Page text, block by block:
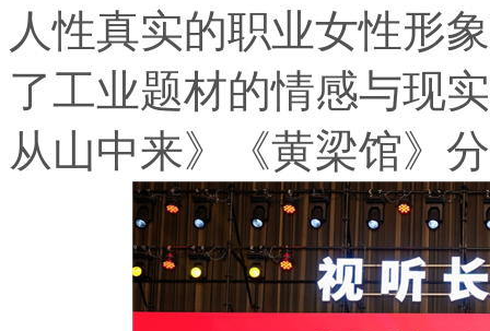
人性真实的职业女性形
了工业题材的情感与现
从山中来》《黄梁馆》